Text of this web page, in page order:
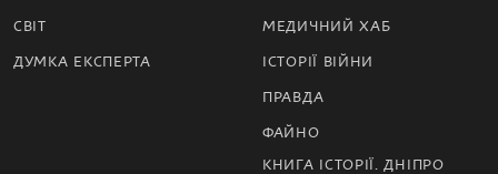
СВІТ
ДУМКА ЕКСПЕРТА
МЕДИЧНИЙ ХАБ
ІСТОРІЇ ВІЙНИ
ПРАВДА
ФАЙНО
КНИГА ІСТОРІЇ. ДНІПРО